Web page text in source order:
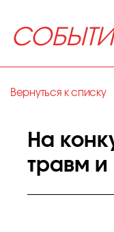
Вернуться к списку
На
травм